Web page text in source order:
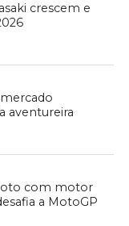
crescem e
aventureira
com motor
a MotoGP